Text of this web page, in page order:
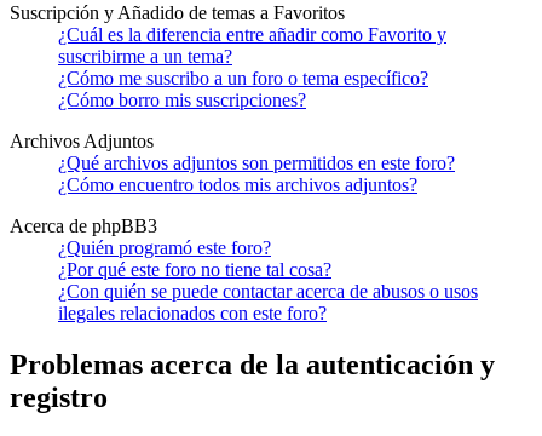
Suscripción y Añadido de temas a Favoritos
¿Cuál es la diferencia entre añadir como Favorito y
suscribirme a un tema?
¿Cómo me suscribo a un foro o tema específico?
¿Cómo borro mis suscripciones?
Archivos Adjuntos
¿Qué archivos adjuntos son permitidos en este foro?
¿Cómo encuentro todos mis archivos adjuntos?
Acerca de phpBB3
¿Quién programó este foro?
¿Por qué este foro no tiene tal cosa?
¿Con quién se puede contactar acerca de abusos o usos
ilegales relacionados con este foro?
Problemas acerca de la autenticación y
registro